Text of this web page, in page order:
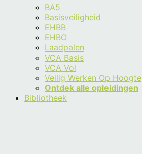
BA5
Basisveiligheid
EHBB
EHBO
Laadpalen
VCA Basis
VCA Vol
Veilig Werken Op Hoogte
Ontdek alle opleidingen
Bibliotheek